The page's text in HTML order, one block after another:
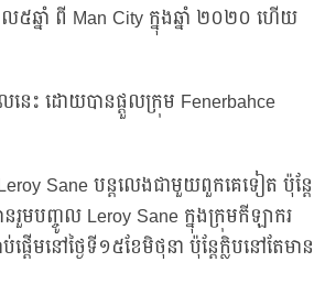
៥ឆ្នាំ ពី Man City ក្នុងឆ្នាំ ២០២០ ហើយ
េះ ដោយបានផ្តួលក្រុម Fenerbahce
Sane បន្តលេងជាមួយពួកគេទៀត ប៉ុន្តែ
មបញ្ចូល Leroy Sane ក្នុងក្រុមកីឡាករ
មនៅថ្ងៃទី១៥ខែមិថុនា ប៉ុន្តែក្លិបនៅតែមាន